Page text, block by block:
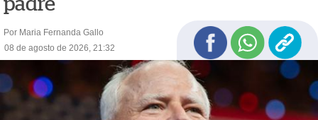
padre
Por Maria Fernanda Gallo
08 de agosto de 2026, 21:32